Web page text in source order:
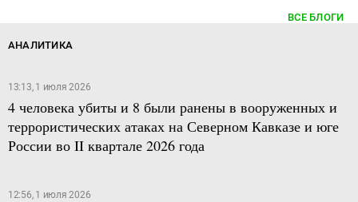
ВСЕ БЛОГИ
АНАЛИТИКА
13:13, 1 июля 2026
4 человека убиты и 8 были ранены в вооруженных и
террористических атаках на Северном Кавказе и юге
России во II квартале 2026 года
12:56, 1 июля 2026